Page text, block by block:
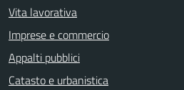
Vita lavorativa
Imprese e commercio
Appalti pubblici
Catasto e urbanistica